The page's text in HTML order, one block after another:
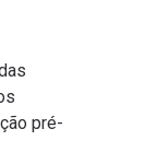
pré-